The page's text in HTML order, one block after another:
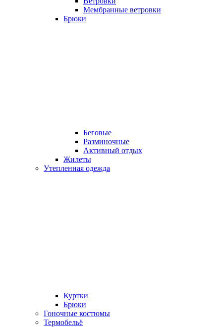
Мембранные ветровки
Брюки
Беговые
Разминочные
Активный отдых
Жилеты
Утепленная одежда
Куртки
Брюки
Гоночные костюмы
Термобельё